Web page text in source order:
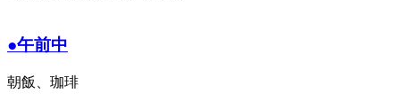
●午前中
朝飯、珈琲